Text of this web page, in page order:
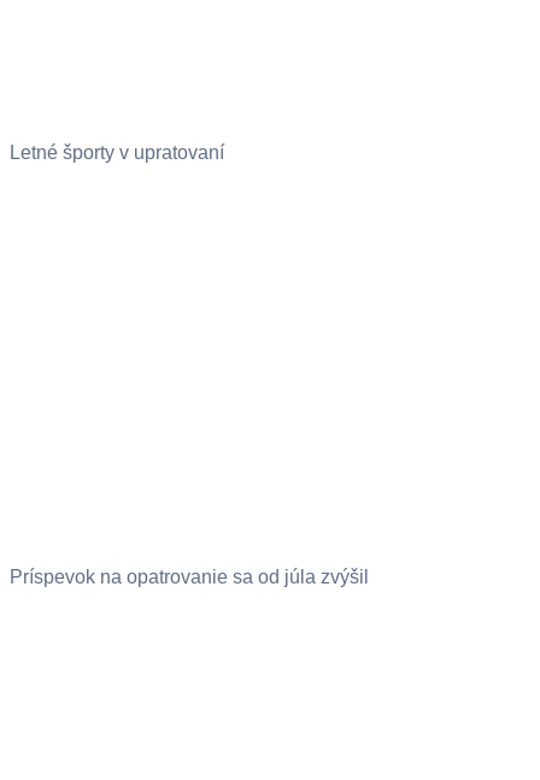
Letné športy v upratovaní
Príspevok na opatrovanie sa od júla zvýšil